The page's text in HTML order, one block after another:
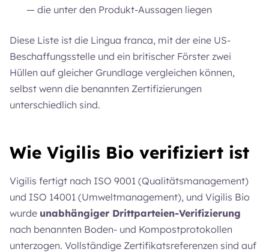
— die unter den Produkt-Aussagen liegen
Diese Liste ist die Lingua franca, mit der eine US-
Beschaffungsstelle und ein britischer Förster zwei
Hüllen auf gleicher Grundlage vergleichen können,
selbst wenn die benannten Zertifizierungen
unterschiedlich sind.
Wie Vigilis Bio verifiziert ist
Vigilis fertigt nach ISO 9001 (Qualitätsmanagement)
und ISO 14001 (Umweltmanagement), und Vigilis Bio
wurde unabhängiger Drittparteien-Verifizierung
nach benannten Boden- und Kompostprotokollen
unterzogen. Vollständige Zertifikatsreferenzen sind auf